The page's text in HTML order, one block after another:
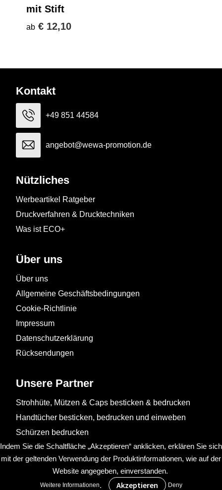
mit Stift
ab € 12,10
Kontakt
+49 851 44584
angebot@wewa-promotion.de
Nützliches
Werbeartikel Ratgeber
Druckverfahren & Drucktechniken
Was ist ECO+
Über uns
Über uns
Allgemeine Geschäftsbedingungen
Cookie-Richtlinie
Impressum
Datenschutzerklärung
Rücksendungen
Unsere Partner
Strohhüte, Mützen & Caps besticken & bedrucken
Handtücher besticken, bedrucken und einweben
Schürzen bedrucken
Indem Sie die Schaltfläche „Akzeptieren“ anklicken, erklären Sie sich
mit der geltenden Verwendung der Produktinformationen, wie auf der
Website angegeben, einverstanden.
Weitere Informationen. Deny